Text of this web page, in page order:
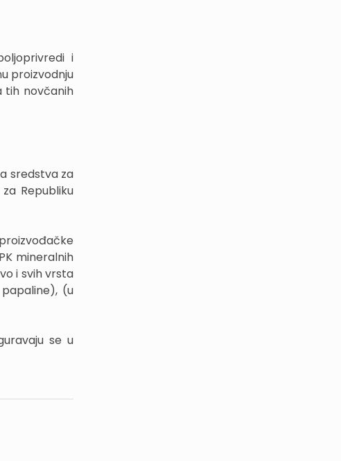
i
proizvodnju
tih novčanih
sredstva za
Republiku
mineralnih
i svih vrsta
(u
se u